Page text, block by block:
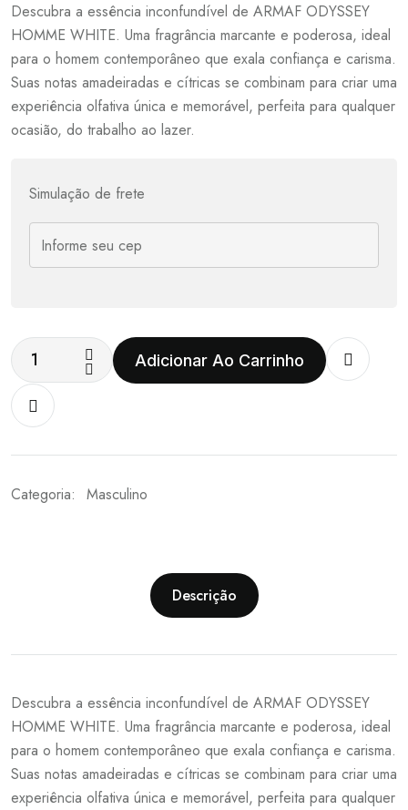
Descubra a essência inconfundível de ARMAF ODYSSEY
HOMME WHITE. Uma fragrância marcante e poderosa, ideal
para o homem contemporâneo que exala confiança e carisma.
Suas notas amadeiradas e cítricas se combinam para criar uma
experiência olfativa única e memorável, perfeita para qualquer
ocasião, do trabalho ao lazer.
Simulação de frete
Adicionar Ao Carrinho
Categoria: Masculino
Descrição
Descubra a essência inconfundível de ARMAF ODYSSEY
HOMME WHITE. Uma fragrância marcante e poderosa, ideal
para o homem contemporâneo que exala confiança e carisma.
Suas notas amadeiradas e cítricas se combinam para criar uma
experiência olfativa única e memorável, perfeita para qualquer